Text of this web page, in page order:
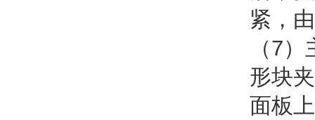
紧，
（7
形块
面板